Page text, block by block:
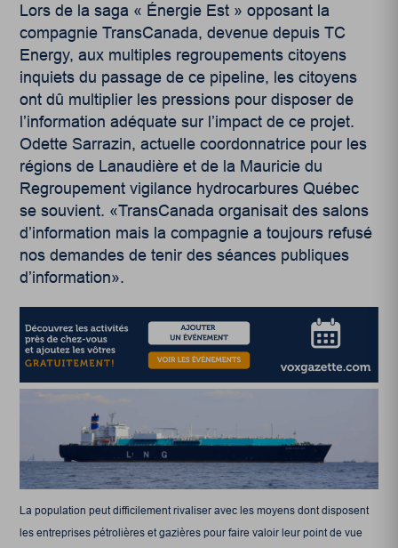
Lors de la saga « Énergie Est » opposant la
compagnie TransCanada, devenue depuis TC
Energy, aux multiples regroupements citoyens
inquiets du passage de ce pipeline, les citoyens
ont dû multiplier les pressions pour disposer de
l’information adéquate sur l’impact de ce projet.
Odette Sarrazin, actuelle coordonnatrice pour les
régions de Lanaudière et de la Mauricie du
Regroupement vigilance hydrocarbures Québec
se souvient. «TransCanada organisait des salons
d’information mais la compagnie a toujours refusé
nos demandes de tenir des séances publiques
d’information».
La population peut difficilement rivaliser avec les moyens dont disposent
les entreprises pétrolières et gazières pour faire valoir leur point de vue